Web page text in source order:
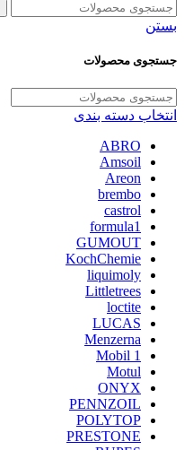
بستن
جستجوی محصولات
انتخاب دسته بندی
ABRO
Amsoil
Areon
brembo
castrol
formula1
GUMOUT
KochChemie
liquimoly
Littletrees
loctite
LUCAS
Menzerna
Mobil 1
Motul
ONYX
PENNZOIL
POLYTOP
PRESTONE